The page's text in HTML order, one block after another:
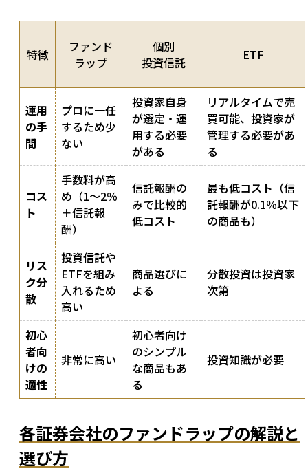
特徴
ファンド
ラップ
個別
投資信託
ETF
運用
の手
間
プロに一任
するため少
ない
投資家自身
が選定・運
用する必要
がある
リアルタイムで売
買可能、投資家が
管理する必要があ
る
コス
ト
手数料が高
め（1～2％
＋信託報
酬）
信託報酬の
みで比較的
低コスト
最も低コスト（信
託報酬が0.1％以下
の商品も）
リス
ク分
散
投資信託や
ETFを組み
入れるため
高い
商品選びに
よる
分散投資は投資家
次第
初心
者向
けの
適性
非常に高い
初心者向け
のシンプル
な商品もあ
る
投資知識が必要
各証券会社のファンドラップの解説と
選び方